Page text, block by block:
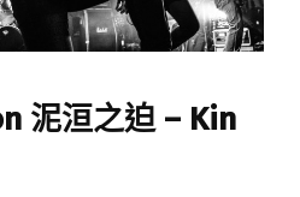
泥洹之迫 – Kin